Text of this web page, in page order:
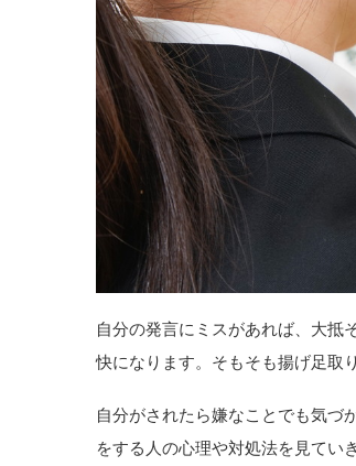
自分の発言にミスがあれば、大抵
快になります。そもそも揚げ足取
自分がされたら嫌なことでも気づ
をする人の心理や対処法を見てい